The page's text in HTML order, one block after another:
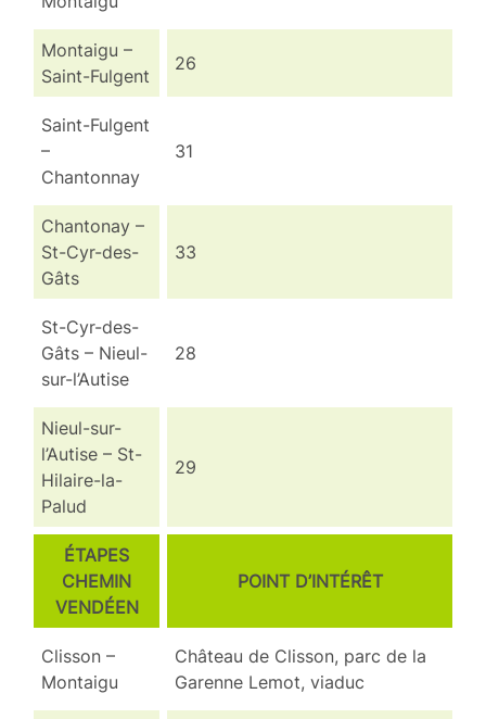
Montaigu –
Saint-Fulgent
26
Saint-Fulgent
–
Chantonnay
31
Chantonay –
St-Cyr-des-
Gâts
33
St-Cyr-des-
Gâts – Nieul-
sur-l’Autise
28
Nieul-sur-
l’Autise – St-
Hilaire-la-
Palud
29
ÉTAPES
CHEMIN
VENDÉEN
POINT D’INTÉRÊT
Clisson –
Montaigu
Château de Clisson, parc de la
Garenne Lemot, viaduc